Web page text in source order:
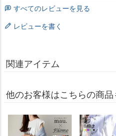
すべてのレビューを見る
レビューを書く
関連アイテム
他のお客様はこちらの商